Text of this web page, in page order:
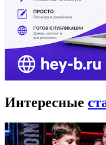
Интересные